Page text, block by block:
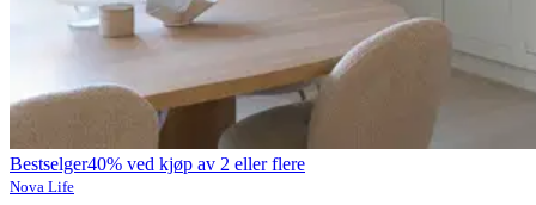
Bestselger40% ved kjøp av 2 eller flere
Nova Life